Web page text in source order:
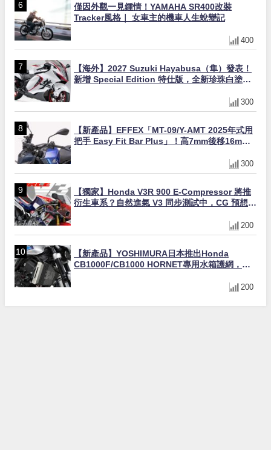
僅因外觀一見鍾情！YAMAHA SR400改裝
Tracker風格｜ 女車主的機車人生蛻變記
400
【海外】2027 Suzuki Hayabusa（隼）發表！
新增 Special Edition 特仕版，全新珍珠白塗裝
300
【新產品】EFFEX「MT-09/Y-AMT 2025年式用
把手 Easy Fit Bar Plus」！高7mm後移16mm
300
【獨家】Honda V3R 900 E-Compressor 將推
衍生車系？自然進氣 V3 同步測試中，CG 預想曝
200
【新產品】YOSHIMURA日本推出Honda
CB1000F/CB1000 HORNET專用水箱護網，六
200